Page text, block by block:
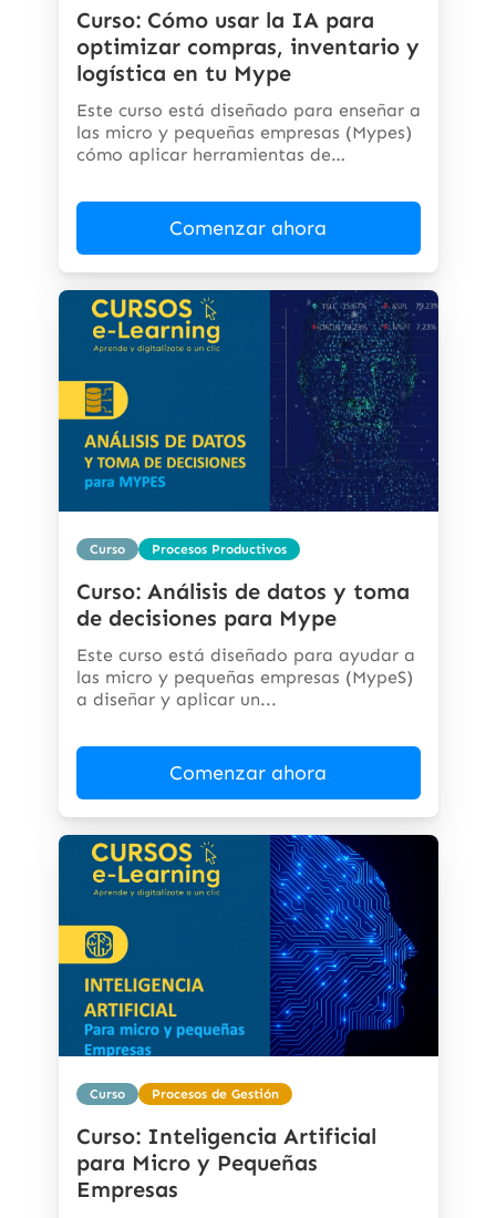
Curso: Cómo usar la IA para
optimizar compras, inventario y
logística en tu Mype
Este curso está diseñado para enseñar a
las micro y pequeñas empresas (Mypes)
cómo aplicar herramientas de
Comenzar ahora
Curso Procesos Productivos
Curso: Análisis de datos y toma
de decisiones para Mype
Este curso está diseñado para ayudar a
las micro y pequeñas empresas (MypeS)
a diseñar y aplicar un...
Comenzar ahora
Curso Procesos de Gestión
Curso: Inteligencia Artificial
para Micro y Pequeñas
Empresas